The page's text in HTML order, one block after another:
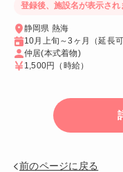
登録後、施設名が表示され
静岡県 熱海
10月上旬～3ヶ月（延長可
仲居(本式着物)
1,500円
（時給）
前のページに戻る